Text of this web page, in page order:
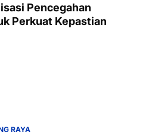
Pencegahan
Perkuat Kepastian
RAYA